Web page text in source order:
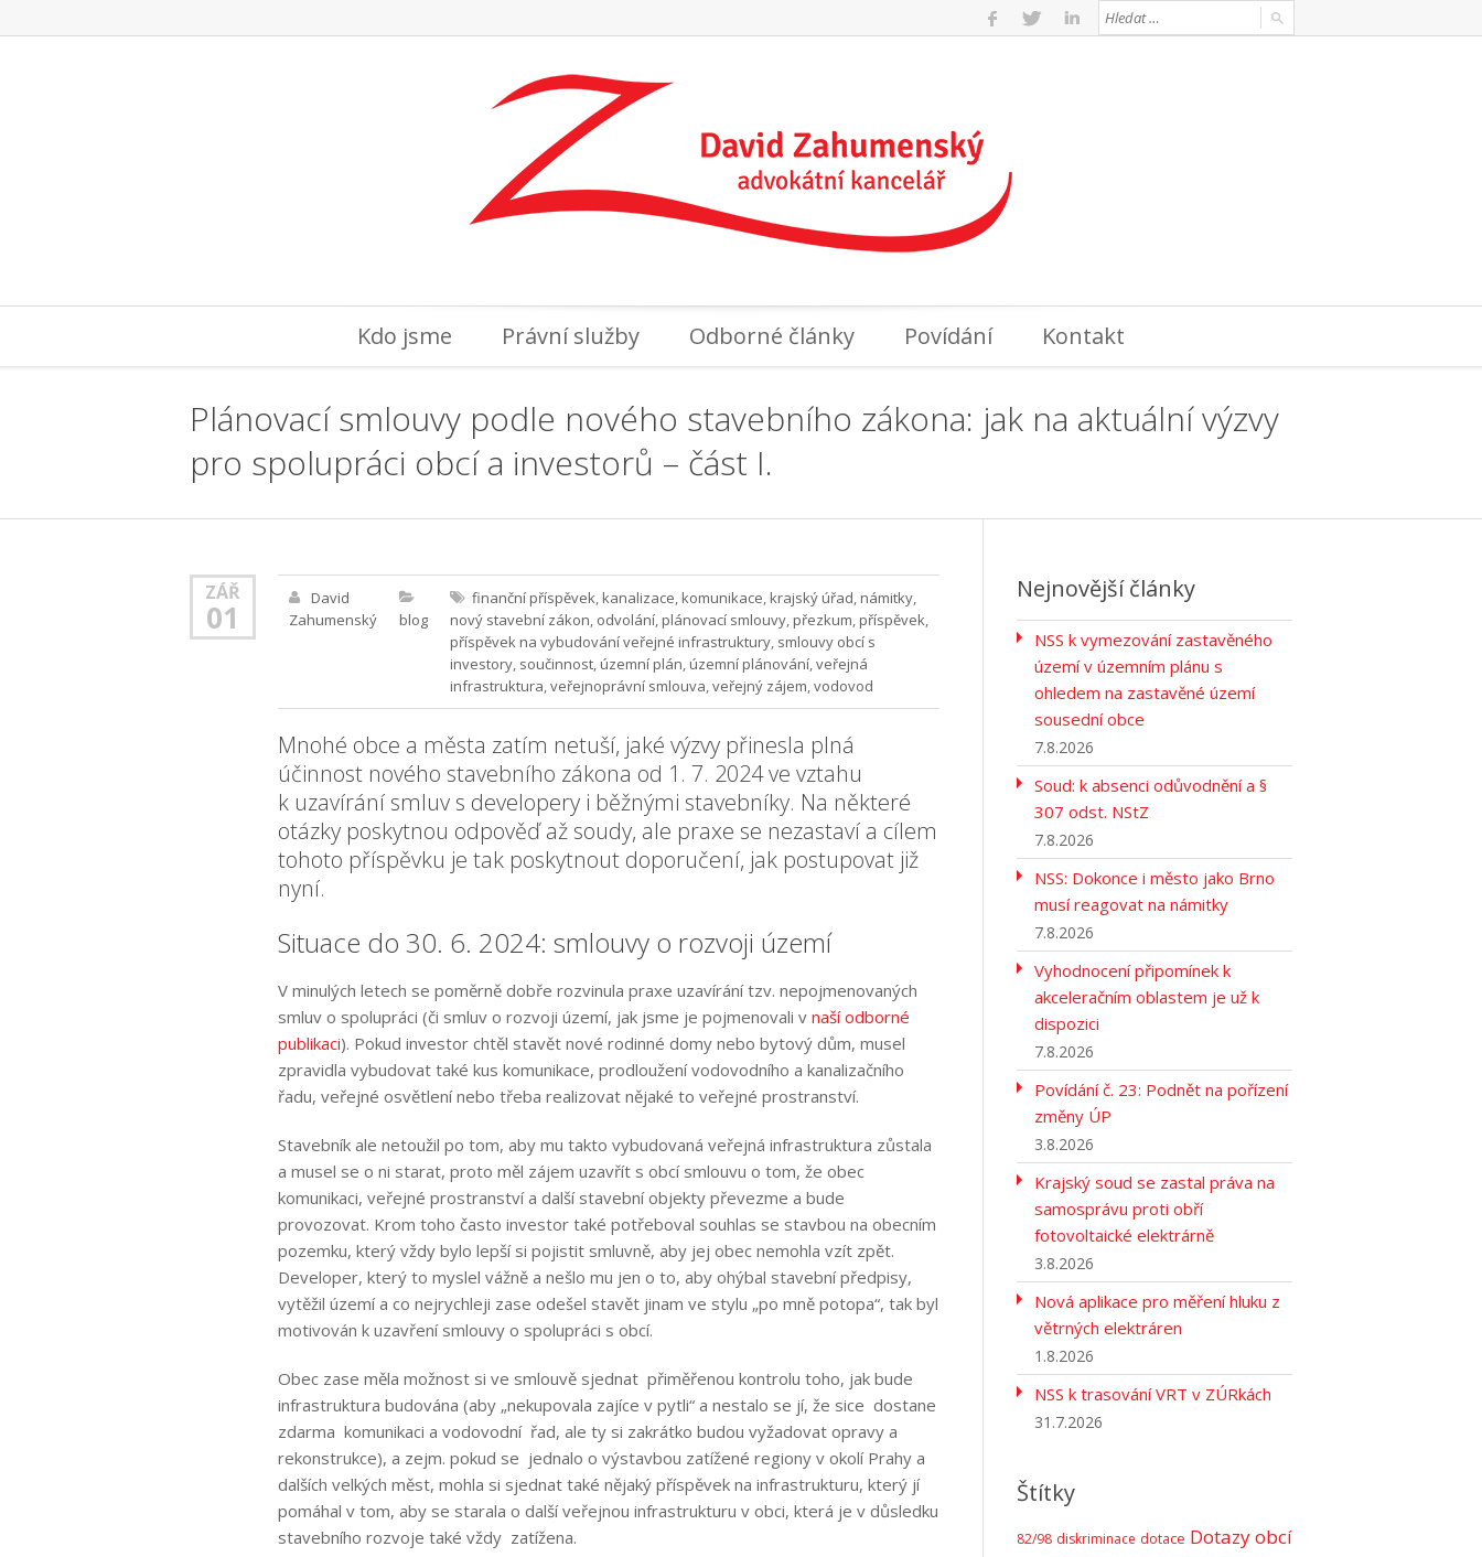
Kdo jsme Právní služby Odborné články Povídání Kontakt
Plánovací smlouvy podle nového stavebního zákona: jak na aktuální výzvy
pro spolupráci obcí a investorů – část I.
ZÁŘ
01
David
Zahumenský
blog
finanční příspěvek, kanalizace, komunikace, krajský úřad, námitky,
nový stavební zákon, odvolání, plánovací smlouvy, přezkum, příspěvek,
příspěvek na vybudování veřejné infrastruktury, smlouvy obcí s
investory, součinnost, územní plán, územní plánování,veřejná
infrastruktura,veřejnoprávní smlouva,veřejný zájem,vodovod
Mnohé obce a města zatím netuší, jaké výzvy přinesla plná
účinnost nového stavebního zákona od 1. 7. 2024 ve vztahu
k uzavírání smluv s developery i běžnými stavebníky. Na některé
otázky poskytnou odpověď až soudy, ale praxe se nezastaví a cílem
tohoto příspěvku je tak poskytnout doporučení, jak postupovat již
nyní.
Situace do 30. 6. 2024: smlouvy o rozvoji území
V minulých letech se poměrně dobře rozvinula praxe uzavírání tzv. nepojmenovaných
smluv o spolupráci (či smluv o rozvoji území, jak jsme je pojmenovali v naší odborné
publikaci). Pokud investor chtěl stavět nové rodinné domy nebo bytový dům, musel
zpravidla vybudovat také kus komunikace, prodloužení vodovodního a kanalizačního
řadu, veřejné osvětlení nebo třeba realizovat nějaké to veřejné prostranství.
Stavebník ale netoužil po tom, aby mu takto vybudovaná veřejná infrastruktura zůstala
a musel se o ni starat, proto měl zájem uzavřít s obcí smlouvu o tom, že obec
komunikaci, veřejné prostranství a další stavební objekty převezme a bude
provozovat. Krom toho často investor také potřeboval souhlas se stavbou na obecním
pozemku, který vždy bylo lepší si pojistit smluvně, aby jej obec nemohla vzít zpět.
Developer, který to myslel vážně a nešlo mu jen o to, aby ohýbal stavební předpisy,
vytěžil území a co nejrychleji zase odešel stavět jinam ve stylu „po mně potopa“, tak byl
motivován k uzavření smlouvy o spolupráci s obcí.
Obec zase měla možnost si ve smlouvě sjednat přiměřenou kontrolu toho, jak bude
infrastruktura budována (aby „nekupovala zajíce v pytli“ a nestalo se jí, že sice dostane
zdarma komunikaci a vodovodní řad, ale ty si zakrátko budou vyžadovat opravy a
rekonstrukce), a zejm. pokud se jednalo o výstavbou zatížené regiony v okolí Prahy a
dalších velkých měst, mohla si sjednat také nějaký příspěvek na infrastrukturu, který jí
pomáhal v tom, aby se starala o další veřejnou infrastrukturu v obci, která je v důsledku
stavebního rozvoje také vždy zatížena.
Nejnovější články
NSS k vymezování zastavěného
území v územním plánu s
ohledem na zastavěné území
sousední obce
7.8.2026
Soud: k absenci odůvodnění a §
307 odst. NStZ
7.8.2026
NSS: Dokonce i město jako Brno
musí reagovat na námitky
7.8.2026
Vyhodnocení připomínek k
akceleračním oblastem je už k
dispozici
7.8.2026
Povídání č. 23: Podnět na pořízení
změny ÚP
3.8.2026
Krajský soud se zastal práva na
samosprávu proti obří
fotovoltaické elektrárně
3.8.2026
Nová aplikace pro měření hluku z
větrných elektráren
1.8.2026
NSS k trasování VRT v ZÚRkách
31.7.2026
Štítky
82/98 diskriminace dotace Dotazy obcí